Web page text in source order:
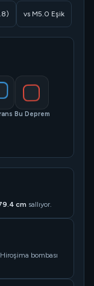
vs M5.0 Eşik
Bu Deprem
cm sallıyor.
Hiroşima bombası